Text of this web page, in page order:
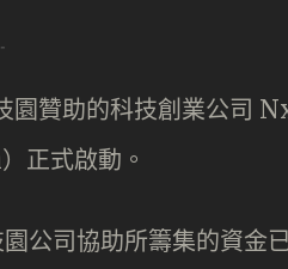
園贊助的科技創業公司
式啟動。
公司協助所籌集的資金